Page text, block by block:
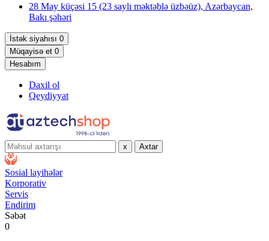
28 May küçəsi 15 (23 saylı məktəblə üzbəüz), Azərbaycan,
Bakı şəhəri
İstək siyahısı 0
Müqayisə et 0
Hesabım
Daxil ol
Qeydiyyat
x Axtar
Sosial layihələr
Korporativ
Servis
Endirim
Səbət
0